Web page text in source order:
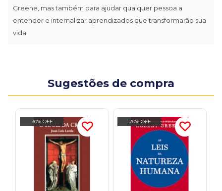
Greene, mas também para ajudar qualquer pessoa a
entender e internalizar aprendizados que transformarão sua
vida.
Sugestões de compra
30% OFF 20% OFF